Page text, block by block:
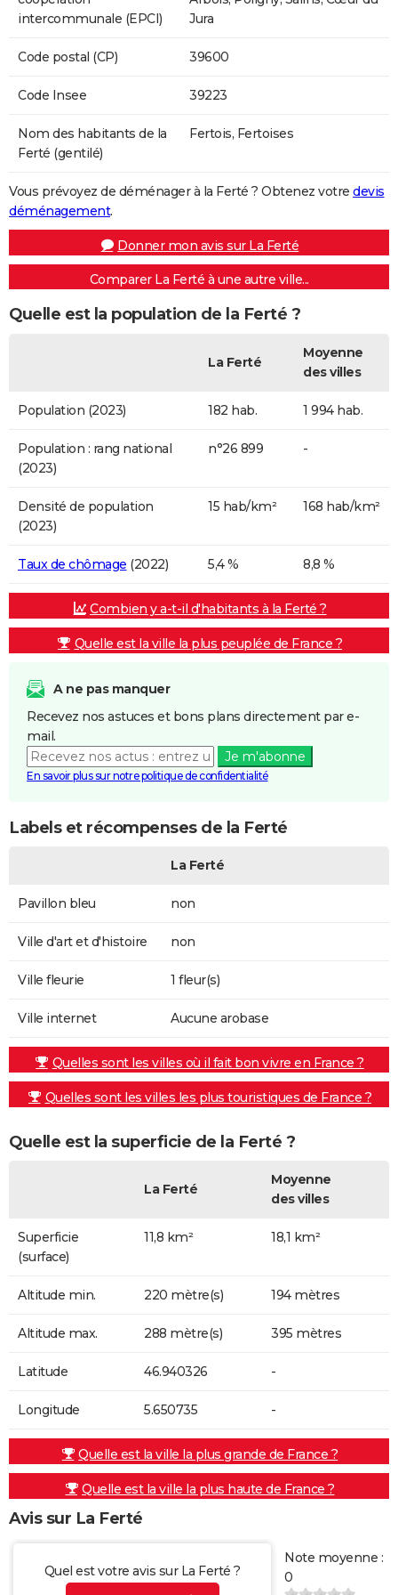
intercommunale (EPCI)
Jura
Code postal (CP) 39600
Code Insee 39223
Nom des habitants de la
Ferté (gentilé)
Fertois, Fertoises
Vous prévoyez de déménager à la Ferté ? Obtenez votre devis
déménagement.
Donner mon avis sur La Ferté
Comparer La Ferté à une autre ville...
Quelle est la population de la Ferté ?
La Ferté
Moyenne
des villes
Population (2023) 182 hab. 1 994 hab.
Population : rang national
(2023)
n°26 899 -
Densité de population
(2023)
15 hab/km² 168 hab/km²
Taux de chômage (2022) 5,4 % 8,8 %
Combien y a-t-il d'habitants à la Ferté ?
Quelle est la ville la plus peuplée de France ?
A ne pas manquer
Recevez nos astuces et bons plans directement par e-
mail.
Je m'abonne
En savoir plus sur notre politique de confidentialité
Labels et récompenses de la Ferté
La Ferté
Pavillon bleu non
Ville d'art et d'histoire non
Ville fleurie 1 fleur(s)
Ville internet Aucune arobase
Quelles sont les villes où il fait bon vivre en France ?
Quelles sont les villes les plus touristiques de France ?
Quelle est la superficie de la Ferté ?
La Ferté
Moyenne
des villes
Superficie
(surface)
11,8 km² 18,1 km²
Altitude min. 220 mètre(s) 194 mètres
Altitude max. 288 mètre(s) 395 mètres
Latitude 46.940326 -
Longitude 5.650735 -
Quelle est la ville la plus grande de France ?
Quelle est la ville la plus haute de France ?
Avis sur La Ferté
Quel est votre avis sur La Ferté ?
Note moyenne :
0